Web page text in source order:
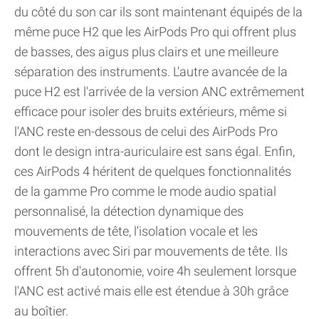
du côté du son car ils sont maintenant équipés de la
même puce H2 que les AirPods Pro qui offrent plus
de basses, des aigus plus clairs et une meilleure
séparation des instruments. L'autre avancée de la
puce H2 est l'arrivée de la version ANC extrêmement
efficace pour isoler des bruits extérieurs, même si
l'ANC reste en-dessous de celui des AirPods Pro
dont le design intra-auriculaire est sans égal. Enfin,
ces AirPods 4 héritent de quelques fonctionnalités
de la gamme Pro comme le mode audio spatial
personnalisé, la détection dynamique des
mouvements de tête, l'isolation vocale et les
interactions avec Siri par mouvements de tête. Ils
offrent 5h d'autonomie, voire 4h seulement lorsque
l'ANC est activé mais elle est étendue à 30h grâce
au boîtier.